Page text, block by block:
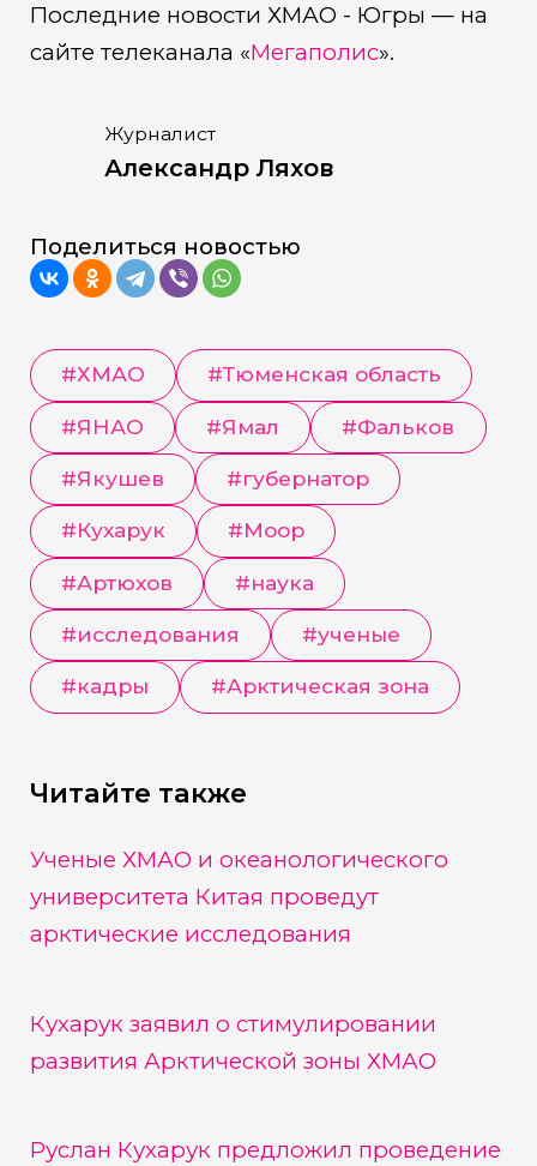
Последние новости ХМАО - Югры — на
сайте телеканала «Мегаполис».
Журналист
Александр Ляхов
Поделиться новостью
#ХМАО #Тюменская область
#ЯНАО #Ямал #Фальков
#Якушев #губернатор
#Кухарук #Моор
#Артюхов #наука
#исследования #ученые
#кадры #Арктическая зона
Читайте также
Ученые ХМАО и океанологического
университета Китая проведут
арктические исследования
Кухарук заявил о стимулировании
развития Арктической зоны ХМАО
Руслан Кухарук предложил проведение